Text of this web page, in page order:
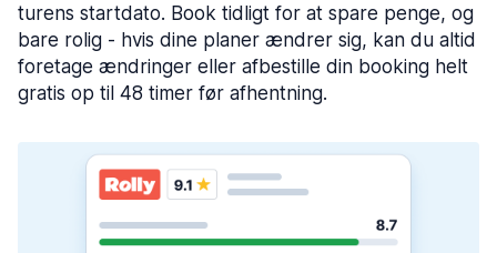
turens startdato. Book tidligt for at spare penge, og
bare rolig - hvis dine planer ændrer sig, kan du altid
foretage ændringer eller afbestille din booking helt
gratis op til 48 timer før afhentning.